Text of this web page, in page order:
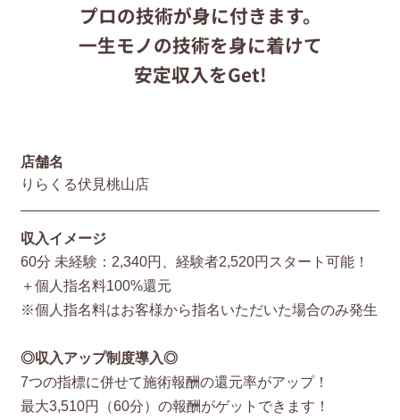
プロの技術が身に付きます。
一生モノの技術を身に着けて
安定収入をGet!
店舗名
りらくる伏見桃山店
収入イメージ
60分 未経験：2,340円、経験者2,520円スタート可能！
＋個人指名料100%還元
※個人指名料はお客様から指名いただいた場合のみ発生
◎収入アップ制度導入◎
7つの指標に併せて施術報酬の還元率がアップ！
最大3,510円（60分）の報酬がゲットできます！